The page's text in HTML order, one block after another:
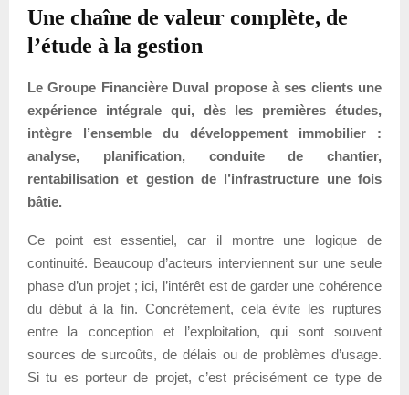
Une chaîne de valeur complète, de
l’étude à la gestion
Le Groupe Financière Duval propose à ses clients une
expérience intégrale qui, dès les premières études,
intègre l’ensemble du développement immobilier :
analyse, planification, conduite de chantier,
rentabilisation et gestion de l’infrastructure une fois
bâtie.
Ce point est essentiel, car il montre une logique de
continuité. Beaucoup d’acteurs interviennent sur une seule
phase d’un projet ; ici, l’intérêt est de garder une cohérence
du début à la fin. Concrètement, cela évite les ruptures
entre la conception et l’exploitation, qui sont souvent
sources de surcoûts, de délais ou de problèmes d’usage.
Si tu es porteur de projet, c’est précisément ce type de